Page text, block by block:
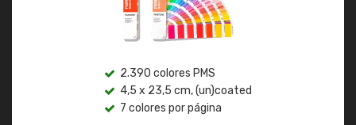
2.390 colores PMS
4,5 x 23,5 cm, (un)coated
7 colores por página